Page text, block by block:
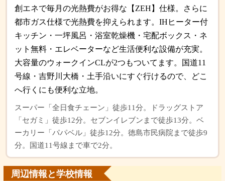
創エネで毎月の光熱費がお得な【ZEH】仕様。さらに
都市ガス仕様で光熱費を抑えられます。IHヒーター付
キッチン・一坪風呂・浴室乾燥機・宅配ボックス・ネ
ット無料・エレベーターなど生活便利な設備が充実。
大容量のウォークインCLが2つもついてます。国道11
号線・吉野川大橋・土手沿いにすぐ行けるので、どこ
へ行くにも便利な立地。
スーパー「全日食チェーン」徒歩11分。ドラッグストア
「セガミ」徒歩12分。セブンイレブンまで徒歩13分。ベ
ーカリー「パパベル」徒歩12分。徳島市民病院まで徒歩9
分。国道11号線まで車で2分。
周辺情報と学校情報